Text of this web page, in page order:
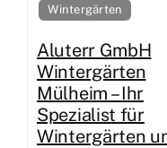
Wintergärten
Aluterr GmbH
Wintergärten
Mülheim – Ihr
Spezialist für
Wintergärten